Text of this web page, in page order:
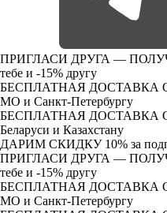
ПРИГЛАСИ ДРУГА —
тебе и -15% другу
БЕСПЛАТНАЯ ДОСТАВКА
МО и Санкт-Петербургу
БЕСПЛАТНАЯ ДОСТАВКА
Беларуси и Казахстану
ДАРИМ СКИДКУ 10% за
ПРИГЛАСИ ДРУГА —
тебе и -15% другу
БЕСПЛАТНАЯ ДОСТАВКА
МО и Санкт-Петербургу